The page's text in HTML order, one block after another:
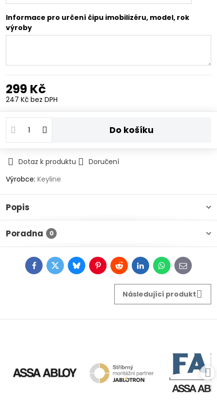
Informace pro určení čipu imobilizéru, model, rok
výroby
299 Kč
247 Kč bez DPH
Do košíku
Dotaz k produktu
Doručení
Výrobce: Keyline
Popis
Poradna 0
FacebookTwitterBlueskyPinterestRedditLinkedInWhatsApp
E-
mail
Následující produkt